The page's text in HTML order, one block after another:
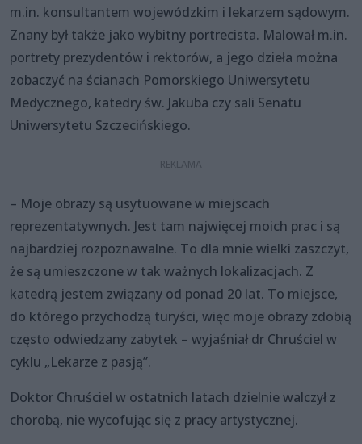
m.in. konsultantem wojewódzkim i lekarzem sądowym.
Znany był także jako wybitny portrecista. Malował m.in.
portrety prezydentów i rektorów, a jego dzieła można
zobaczyć na ścianach Pomorskiego Uniwersytetu
Medycznego, katedry św. Jakuba czy sali Senatu
Uniwersytetu Szczecińskiego.
– Moje obrazy są usytuowane w miejscach
reprezentatywnych. Jest tam najwięcej moich prac i są
najbardziej rozpoznawalne. To dla mnie wielki zaszczyt,
że są umieszczone w tak ważnych lokalizacjach. Z
katedrą jestem związany od ponad 20 lat. To miejsce,
do którego przychodzą turyści, więc moje obrazy zdobią
często odwiedzany zabytek – wyjaśniał dr Chruściel w
cyklu „Lekarze z pasją”.
Doktor Chruściel w ostatnich latach dzielnie walczył z
chorobą, nie wycofując się z pracy artystycznej.